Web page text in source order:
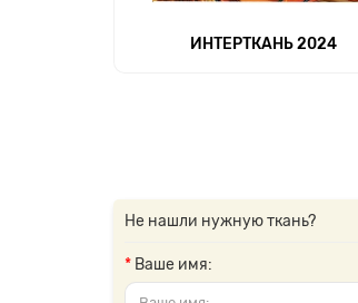
ИНТЕРТКАНЬ 2024
Не нашли нужную ткань?
Ваше имя: